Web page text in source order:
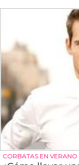
CORBATAS EN VERANO